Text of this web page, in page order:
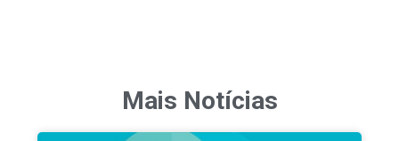
Mais Notícias